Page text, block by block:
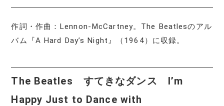
作詞・作曲：Lennon-McCartney。The Beatlesのアル
バム『A Hard Day’s Night』（1964）に収録。
The Beatles すてきなダンス I’m
Happy Just to Dance with